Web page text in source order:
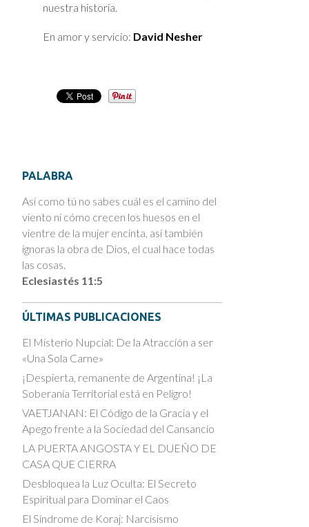
nuestra historia.
En amor y servicio: David Nesher
PALABRA
Así como tú no sabes cuál es el camino del
viento ni cómo crecen los huesos en el
vientre de la mujer encinta, así también
ignoras la obra de Dios, el cual hace todas
las cosas.
Eclesiastés 11:5
ÚLTIMAS PUBLICACIONES
El Misterio Nupcial: De la Atracción a ser
«Una Sola Carne»
¡Despierta, remanente de Argentina! ¡La
Soberanía Territorial está en Peligro!
VAETJANAN: El Código de la Gracia y el
Apego frente a la Sociedad del Cansancio
LA PUERTA ANGOSTA Y EL DUEÑO DE
CASA QUE CIERRA
Desbloquea la Luz Oculta: El Secreto
Espiritual para Dominar el Caos
El Síndrome de Koraj: Narcisismo